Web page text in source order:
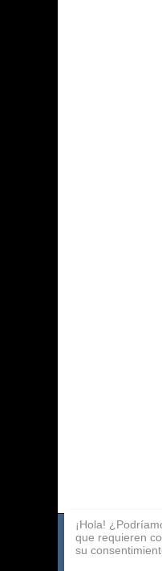
Catalogo de
¡Hola!
que requieren
su